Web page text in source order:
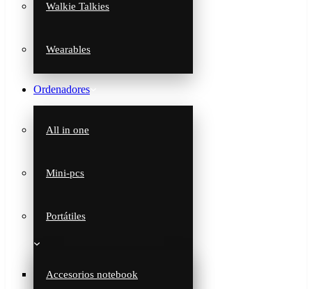
Walkie Talkies
Wearables
Ordenadores
All in one
Mini-pcs
Portátiles
Accesorios notebook